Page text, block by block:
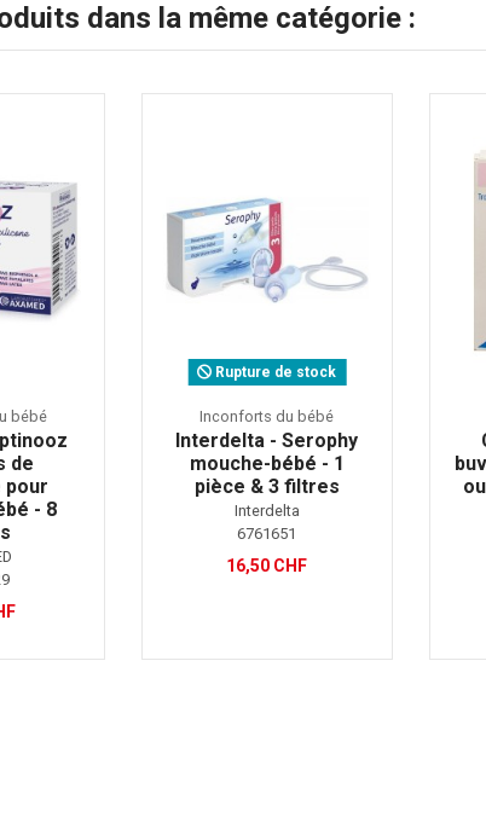
dans la même catégorie :
bébé
de
pour
- 8
Rupture de stock
Inconforts du bébé
Interdelta - Serophy
mouche-bébé - 1
pièce & 3 filtres
Interdelta
6761651
16,50 CHF